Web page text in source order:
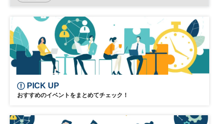
PICK UP
おすすめのイベントをまとめてチェック！